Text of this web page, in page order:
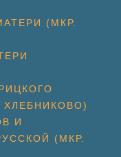
(МКР.
ХЛЕБНИКОВО)
И
(МКР.